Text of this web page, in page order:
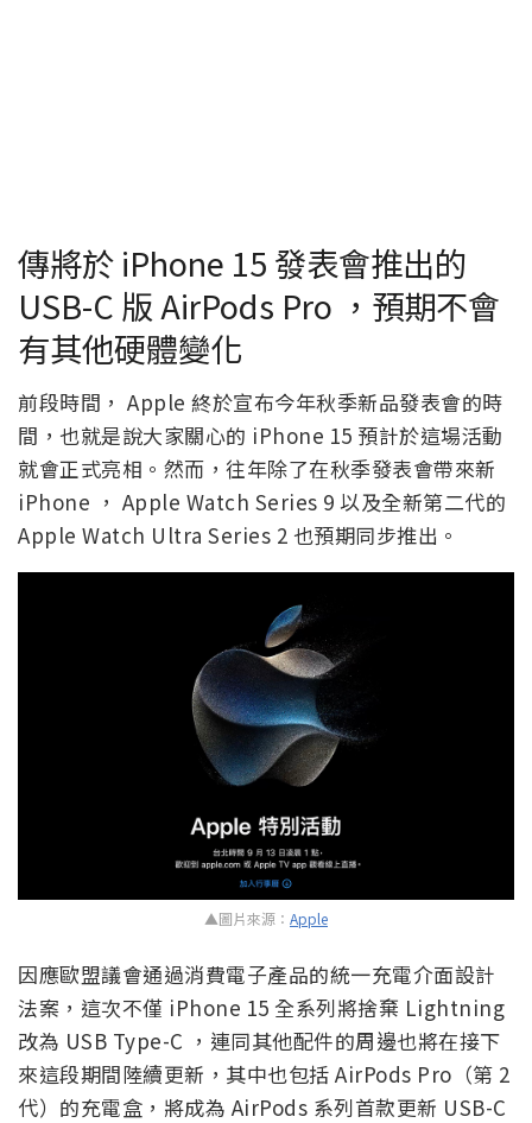
傳將於 iPhone 15 發表會推出的
USB-C 版 AirPods Pro ，預期不會
有其他硬體變化
前段時間， Apple 終於宣布今年秋季新品發表會的時
間，也就是說大家關心的 iPhone 15 預計於這場活動
就會正式亮相。然而，往年除了在秋季發表會帶來新
iPhone ， Apple Watch Series 9 以及全新第二代的
Apple Watch Ultra Series 2 也預期同步推出。
▲圖片來源： Apple
因應歐盟議會通過消費電子產品的統一充電介面設計
法案，這次不僅 iPhone 15 全系列將捨棄 Lightning
改為 USB Type-C ，連同其他配件的周邊也將在接下
來這段期間陸續更新，其中也包括 AirPods Pro（第 2
代）的充電盒，將成為 AirPods 系列首款更新 USB-C